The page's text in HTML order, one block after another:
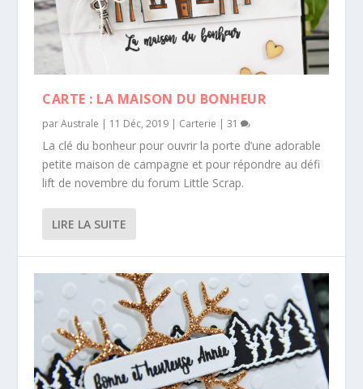
CARTE : LA MAISON DU BONHEUR
parAustrale | 11 Déc, 2019 | Carterie |31
La clé du bonheur pour ouvrir la porte d’une adorable
petite maison de campagne et pour répondre au défi
lift de novembre du forum Little Scrap.
LIRE LA SUITE